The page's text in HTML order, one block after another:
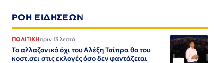
ΡΟΗ ΕΙΔΗΣΕΩΝ
ΠΟΛΙΤΙΚΗπριν 13 λεπτά
Το αλλαζονικό όχι του Αλέξη Τσίπρα θα του
κοστίσει στις εκλογές όσο δεν φαντάζεται